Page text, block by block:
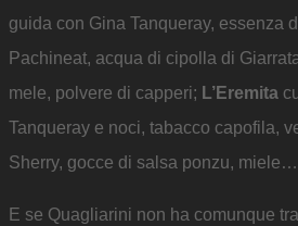
guida con Gina Tanqueray, essenza
Pachineat, acqua di cipolla di
mele, polvere di capperi; L’Eremita
Tanqueray e noci, tabacco capofila,
Sherry, gocce di salsa ponzu, miele…
E se Quagliarini non ha comunque